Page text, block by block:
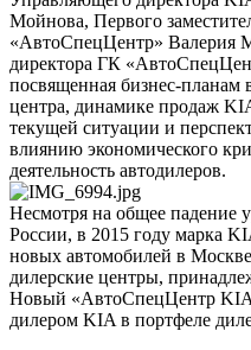
Мойнова, Первого
«АвтоСпецЦентр» Валерия
директора ГК
посвященная бизнес-планам
центра, динамике продаж
текущей ситуации и
влиянию экономического
деятельность автодилеров.
Несмотря на общее падение
России, в 2015 году марка
новых автомобилей в
дилерские центры,
Новый «АвтоСпецЦентр KIA
дилером KIA в портфеле